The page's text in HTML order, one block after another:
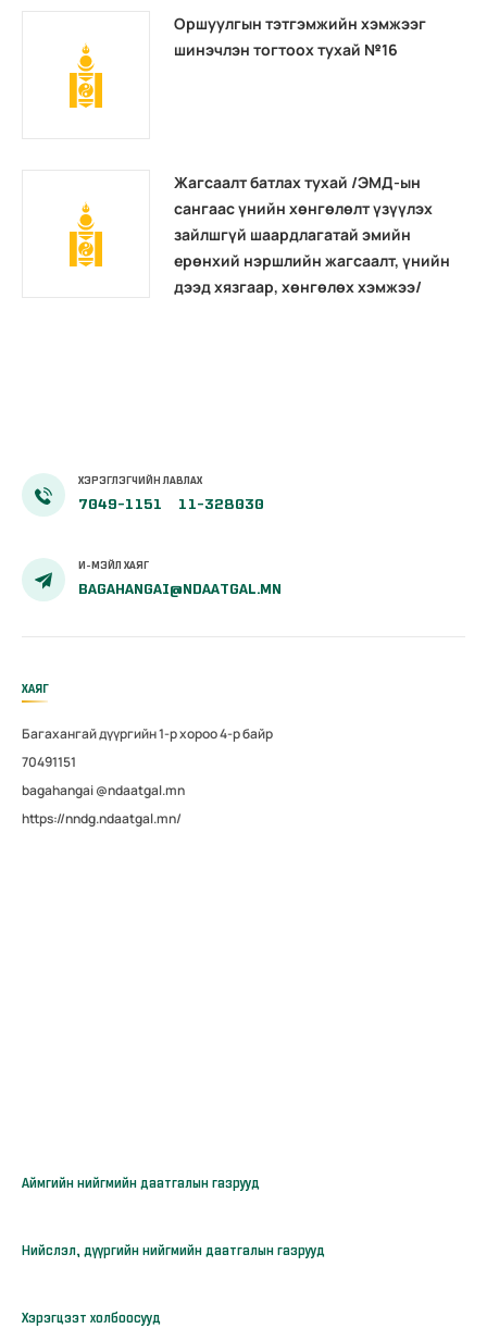
Оршуулгын тэтгэмжийн хэмжээг
шинэчлэн тогтоох тухай №16
Жагсаалт батлах тухай /ЭМД-ын
сангаас үнийн хөнгөлөлт үзүүлэх
зайлшгүй шаардлагатай эмийн
ерөнхий нэршлийн жагсаалт, үнийн
дээд хязгаар, хөнгөлөх хэмжээ/
ХЭРЭГЛЭГЧИЙН ЛАВЛАХ
7049-1151 11-328030
И-МЭЙЛ ХАЯГ
BAGAHANGAI@NDAATGAL.MN
ХАЯГ
Багахангай дүүргийн 1-р хороо 4-р байр
70491151
bagahangai @ndaatgal.mn
https://nndg.ndaatgal.mn/
Аймгийн нийгмийн даатгалын газрууд
Нийслэл, дүүргийн нийгмийн даатгалын газрууд
Хэрэгцээт холбоосууд